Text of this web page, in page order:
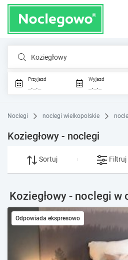
Koziegłowy
Przyjazd
_._._
Wyjazd
_._._
Noclegi noclegi wielkopolskie
Koziegłowy - noclegi
Sortuj Filtruj
Koziegłowy - noclegi w
Odpowiada ekspresowo